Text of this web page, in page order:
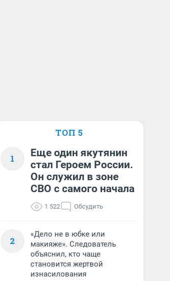
ТОП 5
1
Еще один якутянин
стал Героем России.
Он служил в зоне
СВО с самого начала
1 522 Обсудить
2
«Дело не в юбке или
макияже». Следователь
объяснил, кто чаще
становится жертвой
изнасилования